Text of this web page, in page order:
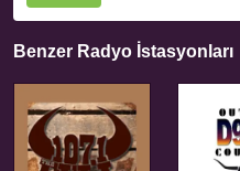
Benzer Radyo İstasyonları